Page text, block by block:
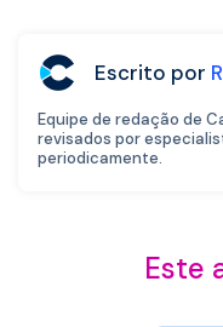
Escrito por
Equipe de redação de
revisados por
periodicamente.
Este